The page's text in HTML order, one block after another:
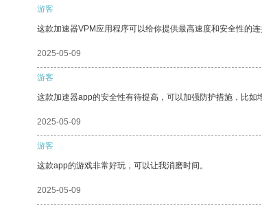
游客
这款加速器VPM应用程序可以给你提供最高速度和安全性的连
2025-05-09
游客
这款加速器app的安全性有待提高，可以加强防护措施，比如
2025-05-09
游客
这款app的游戏非常好玩，可以让我消磨时间。
2025-05-09